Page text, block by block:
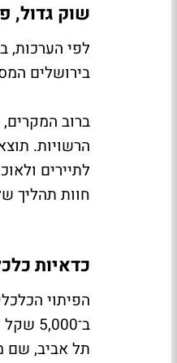
שוק גדול,
בירושלים המספר עומד על כ־3,500,
ברוב
הרשויות.
לתיירים
חוות תהליך
כדאיות
הפיתוי
תל אביב, שם מחיר